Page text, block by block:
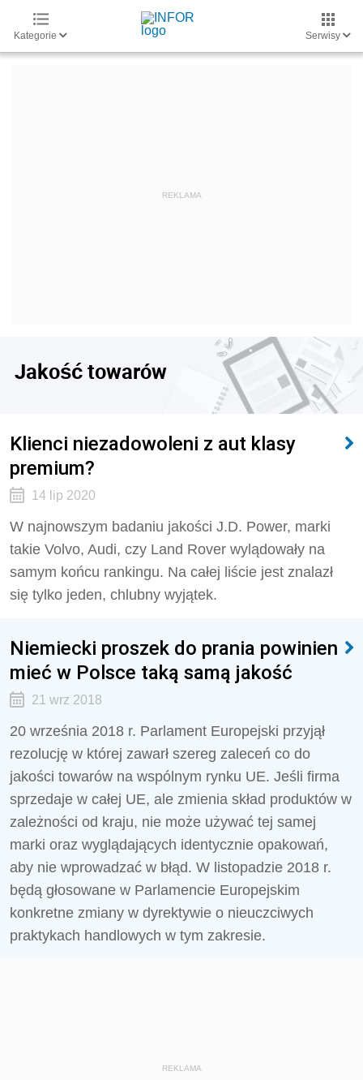
Kategorie Serwisy
Jakość towarów
Klienci niezadowoleni z aut klasy
premium?
14 lip 2020
W najnowszym badaniu jakości J.D. Power, marki
takie Volvo, Audi, czy Land Rover wylądowały na
samym końcu rankingu. Na całej liście jest znalazł
się tylko jeden, chlubny wyjątek.
Niemiecki proszek do prania powinien
mieć w Polsce taką samą jakość
21 wrz 2018
20 września 2018 r. Parlament Europejski przyjął
rezolucję w której zawarł szereg zaleceń co do
jakości towarów na wspólnym rynku UE. Jeśli firma
sprzedaje w całej UE, ale zmienia skład produktów w
zależności od kraju, nie może używać tej samej
marki oraz wyglądających identycznie opakowań,
aby nie wprowadzać w błąd. W listopadzie 2018 r.
będą głosowane w Parlamencie Europejskim
konkretne zmiany w dyrektywie o nieuczciwych
praktykach handlowych w tym zakresie.
REKLAMA